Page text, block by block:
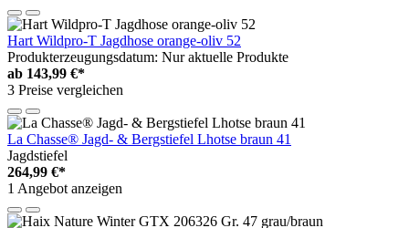
Hart Wildpro-T Jagdhose orange-oliv 52
Produkterzeugungsdatum: Nur aktuelle Produkte
ab 143,99 €*
3 Preise vergleichen
La Chasse® Jagd- & Bergstiefel Lhotse braun 41
Jagdstiefel
264,99 €*
1 Angebot anzeigen